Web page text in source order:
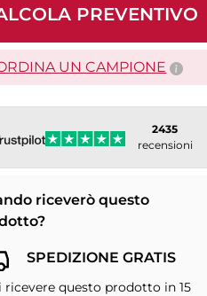
PREVENTIVO
UN CAMPIONE
2435
recensioni
riceverò questo
SPEDIZIONE GRATIS
ricevere questo prodotto in 15